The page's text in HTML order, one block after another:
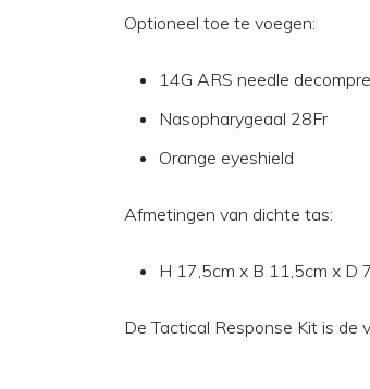
Optioneel toe te voegen:
14G ARS needle
Nasopharygeaal 28Fr
Orange eyeshield
Afmetingen van dichte tas:
H 17,5cm x B 11,5cm x D
De Tactical Response Kit is de